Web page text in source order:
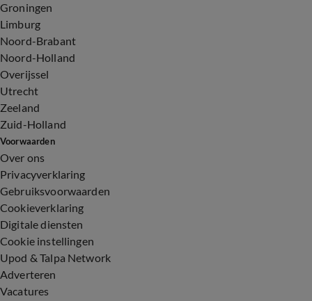
Groningen
Limburg
Noord-Brabant
Noord-Holland
Overijssel
Utrecht
Zeeland
Zuid-Holland
Voorwaarden
Over ons
Privacyverklaring
Gebruiksvoorwaarden
Cookieverklaring
Digitale diensten
Cookie instellingen
Upod & Talpa Network
Adverteren
Vacatures